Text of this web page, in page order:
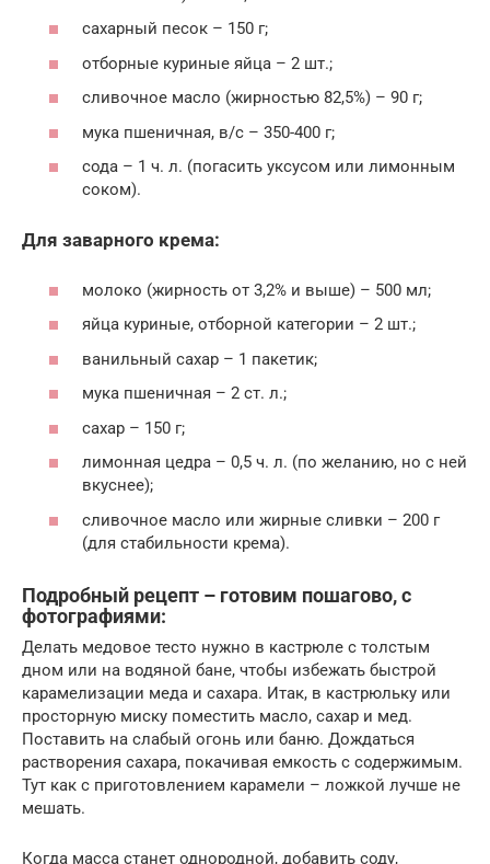
сахарный песок – 150 г;
отборные куриные яйца – 2 шт.;
сливочное масло (жирностью 82,5%) – 90 г;
мука пшеничная, в/с – 350-400 г;
сода – 1 ч. л. (погасить уксусом или лимонным
соком).
Для заварного крема:
молоко (жирность от 3,2% и выше) – 500 мл;
яйца куриные, отборной категории – 2 шт.;
ванильный сахар – 1 пакетик;
мука пшеничная – 2 ст. л.;
сахар – 150 г;
лимонная цедра – 0,5 ч. л. (по желанию, но с ней
вкуснее);
сливочное масло или жирные сливки – 200 г
(для стабильности крема).
Подробный рецепт – готовим пошагово, с
фотографиями:
Делать медовое тесто нужно в кастрюле с толстым
дном или на водяной бане, чтобы избежать быстрой
карамелизации меда и сахара. Итак, в кастрюльку или
просторную миску поместить масло, сахар и мед.
Поставить на слабый огонь или баню. Дождаться
растворения сахара, покачивая емкость с содержимым.
Тут как с приготовлением карамели – ложкой лучше не
мешать.
Когда масса станет однородной, добавить соду,